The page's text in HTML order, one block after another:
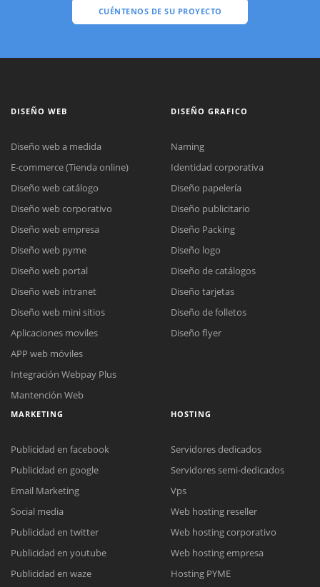
CUÉNTENOS DE SU PROYECTO
Meet para la reunión online.
Cotización
Complete el formulario y nos contactaremos a la brevedad.
Chat Online
Todos nuestros ejecutivos están fuera de línea. Complete el formulario
para enviarnos un correo electrónico con sus datos personales.
DISEÑO WEB
Diseño web a medida
E-commerce (Tienda online)
Diseño web catálogo
Diseño web corporativo
Diseño web empresa
Diseño web pyme
Diseño web portal
Diseño web intranet
Diseño web mini sitios
Aplicaciones moviles
APP web móviles
Integración Webpay Plus
Mantención Web
DISEÑO GRAFICO
Naming
Identidad corporativa
Diseño papelería
Diseño publicitario
Diseño Packing
Diseño logo
Diseño de catálogos
Diseño tarjetas
Diseño de folletos
Diseño flyer
MARKETING
Publicidad en facebook
Publicidad en google
Email Marketing
Social media
Publicidad en twitter
Publicidad en youtube
Publicidad en waze
HOSTING
Servidores dedicados
Servidores semi-dedicados
Vps
Web hosting reseller
Web hosting corporativo
Web hosting empresa
Hosting PYME